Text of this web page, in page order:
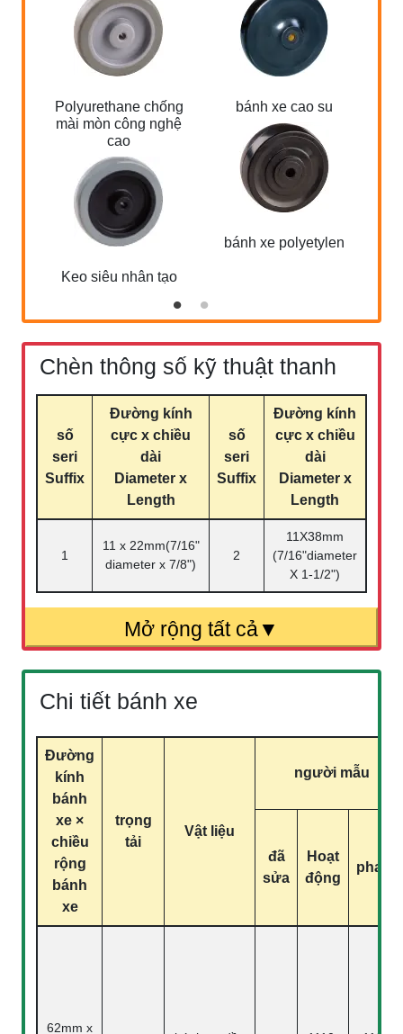
Polyurethane chống
mài mòn công nghệ
cao
Keo siêu nhân tạo
bánh xe cao su
bánh xe polyetylen
Chèn thông số kỹ thuật thanh
số
seri
Suffix
Đường kính
cực x chiều
dài
Diameter x
Length
số
seri
Suffix
Đường kính
cực x chiều
dài
Diameter x
Length
1
11 x 22mm(7/16"
diameter x 7/8")
2
11X38mm
(7/16"diameter
X 1-1/2")
Chi tiết bánh xe
Đường
kính
bánh
xe ×
chiều
rộng
bánh
xe
trọng
tải
Vật liệu
người mẫu
đã
sửa
Hoạt
động
phanh
62mm x